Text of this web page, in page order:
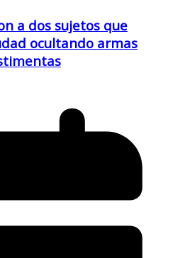
a dos sujetos que
ocultando armas